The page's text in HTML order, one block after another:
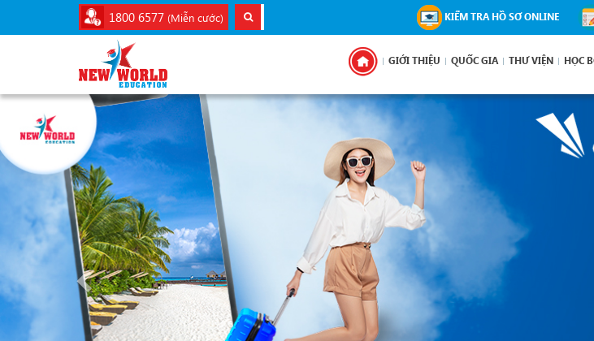
1800 6577 (Miễn cước) KIỂM TRA HỒ SƠ ONLINE
GIỚI THIỆU QUỐC GIA THƯ VIỆN HỌC
Previous